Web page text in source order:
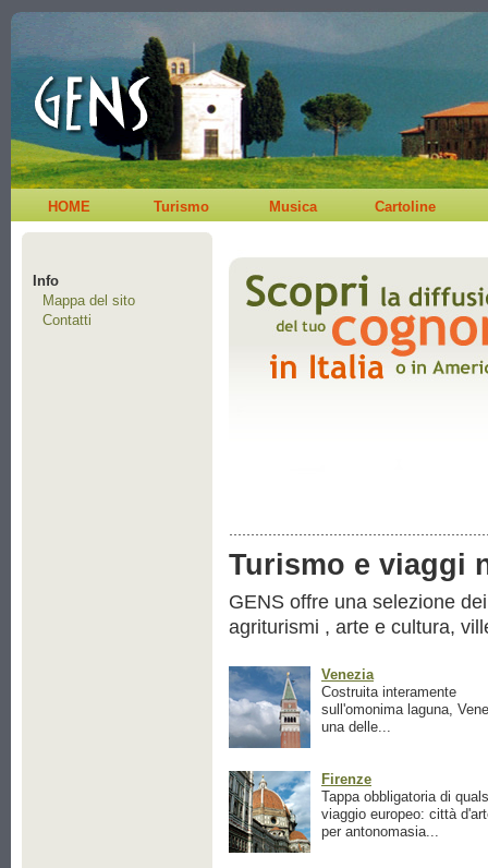
HOME Turismo Musica Cartoline
Info
Mappa del sito
Contatti
Turismo e viaggi
GENS offre una selezione
agriturismi , arte e cultura,
Venezia
Costruita interamente
sull'omonima laguna,
una delle...
Firenze
Tappa obbligatoria di
viaggio europeo: città
per antonomasia...